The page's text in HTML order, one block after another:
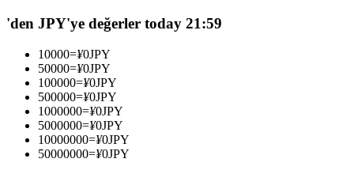
'den JPY'ye değerler today 21:59
10000=¥0JPY
50000=¥0JPY
100000=¥0JPY
500000=¥0JPY
1000000=¥0JPY
5000000=¥0JPY
10000000=¥0JPY
50000000=¥0JPY